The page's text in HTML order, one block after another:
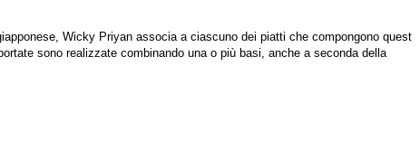
Wicky Priyan associa a ciascuno dei piatti che compongono quest
sono realizzate combinando una o più basi, anche a seconda della